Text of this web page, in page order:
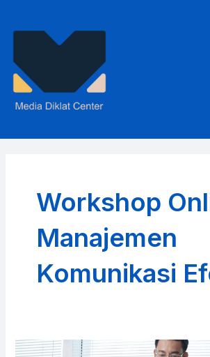
Workshop
Manajemen
Komunikasi